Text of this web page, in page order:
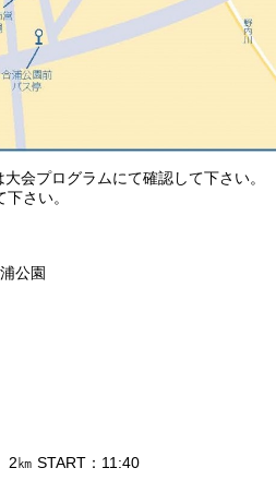
会プログラムにて確認して下さい。
さい。
公園
2㎞ START：11:40